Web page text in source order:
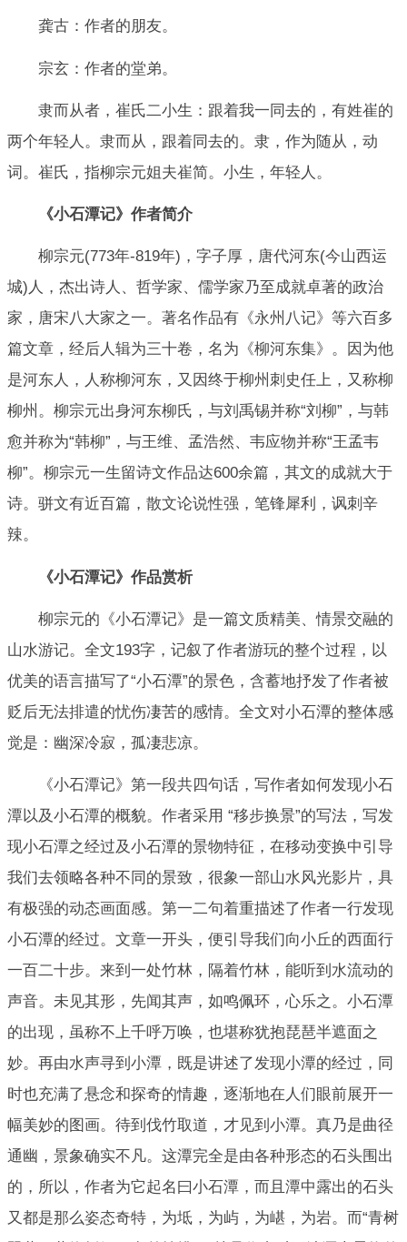
龚古：作者的朋友。
宗玄：作者的堂弟。
隶而从者，崔氏二小生：跟着我一同去的，有姓崔的
两个年轻人。隶而从，跟着同去的。隶，作为随从，动
词。崔氏，指柳宗元姐夫崔简。小生，年轻人。
《小石潭记》作者简介
柳宗元(773年-819年)，字子厚，唐代河东(今山西运
城)人，杰出诗人、哲学家、儒学家乃至成就卓著的政治
家，唐宋八大家之一。著名作品有《永州八记》等六百多
篇文章，经后人辑为三十卷，名为《柳河东集》。因为他
是河东人，人称柳河东，又因终于柳州刺史任上，又称柳
柳州。柳宗元出身河东柳氏，与刘禹锡并称“刘柳”，与韩
愈并称为“韩柳”，与王维、孟浩然、韦应物并称“王孟韦
柳”。柳宗元一生留诗文作品达600余篇，其文的成就大于
诗。骈文有近百篇，散文论说性强，笔锋犀利，讽刺辛
辣。
《小石潭记》作品赏析
柳宗元的《小石潭记》是一篇文质精美、情景交融的
山水游记。全文193字，记叙了作者游玩的整个过程，以
优美的语言描写了“小石潭”的景色，含蓄地抒发了作者被
贬后无法排遣的忧伤凄苦的感情。全文对小石潭的整体感
觉是：幽深冷寂，孤凄悲凉。
《小石潭记》第一段共四句话，写作者如何发现小石
潭以及小石潭的概貌。作者采用 “移步换景”的写法，写发
现小石潭之经过及小石潭的景物特征，在移动变换中引导
我们去领略各种不同的景致，很象一部山水风光影片，具
有极强的动态画面感。第一二句着重描述了作者一行发现
小石潭的经过。文章一开头，便引导我们向小丘的西面行
一百二十步。来到一处竹林，隔着竹林，能听到水流动的
声音。未见其形，先闻其声，如鸣佩环，心乐之。小石潭
的出现，虽称不上千呼万唤，也堪称犹抱琵琶半遮面之
妙。再由水声寻到小潭，既是讲述了发现小潭的经过，同
时也充满了悬念和探奇的情趣，逐渐地在人们眼前展开一
幅美妙的图画。待到伐竹取道，才见到小潭。真乃是曲径
通幽，景象确实不凡。这潭完全是由各种形态的石头围出
的，所以，作者为它起名曰小石潭，而且潭中露出的石头
又都是那么姿态奇特，为坻，为屿，为嵁，为岩。而“青树